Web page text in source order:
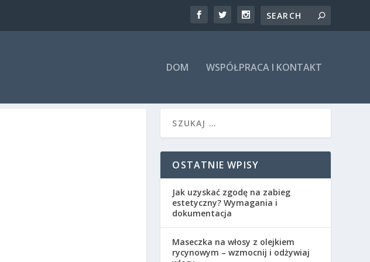
DOM WSPÓŁPRACA I KONTAKT
OSTATNIE WPISY
Jak uzyskać zgodę na zabieg
estetyczny? Wymagania i
dokumentacja
Maseczka na włosy z olejkiem
rycynowym – wzmocnij i odżywiaj